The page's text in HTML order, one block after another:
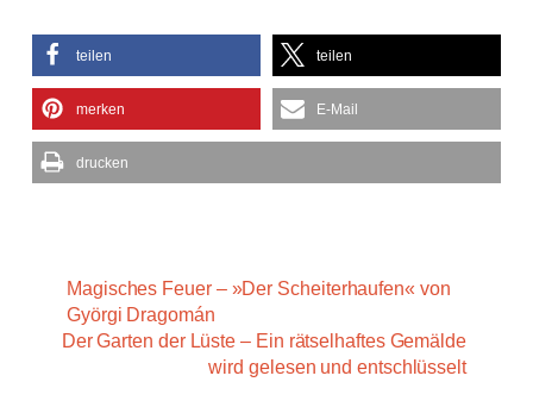
teilen teilen
merken E-Mail
drucken
Magisches Feuer – »Der Scheiterhaufen« von
Györgi Dragomán
Der Garten der Lüste – Ein rätselhaftes Gemälde
wird gelesen und entschlüsselt